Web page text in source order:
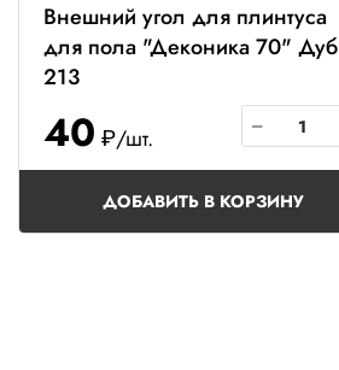
Внешний угол для плинтуса
для пола "Деконика 70" Дуб
213
40 ₽/шт.
ДОБАВИТЬ В КОРЗИНУ